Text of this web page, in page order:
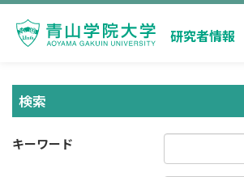
研究者情報
検索
キーワード